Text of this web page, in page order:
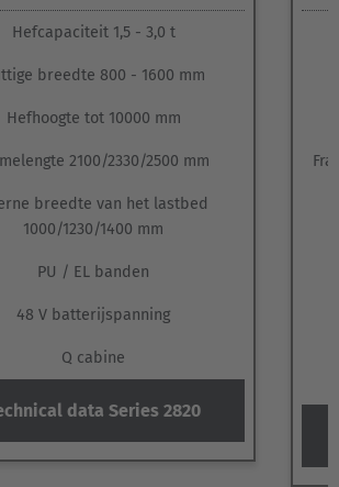
Hefcapaciteit 1,5 - 3,0 t
breedte 800 - 1600 mm
Hefhoogte tot 10000 mm
2100/2330/2500 mm
breedte van het lastbed
1000/1230/1400 mm
PU / EL banden
48 V batterijspanning
Q cabine
data Series 2820